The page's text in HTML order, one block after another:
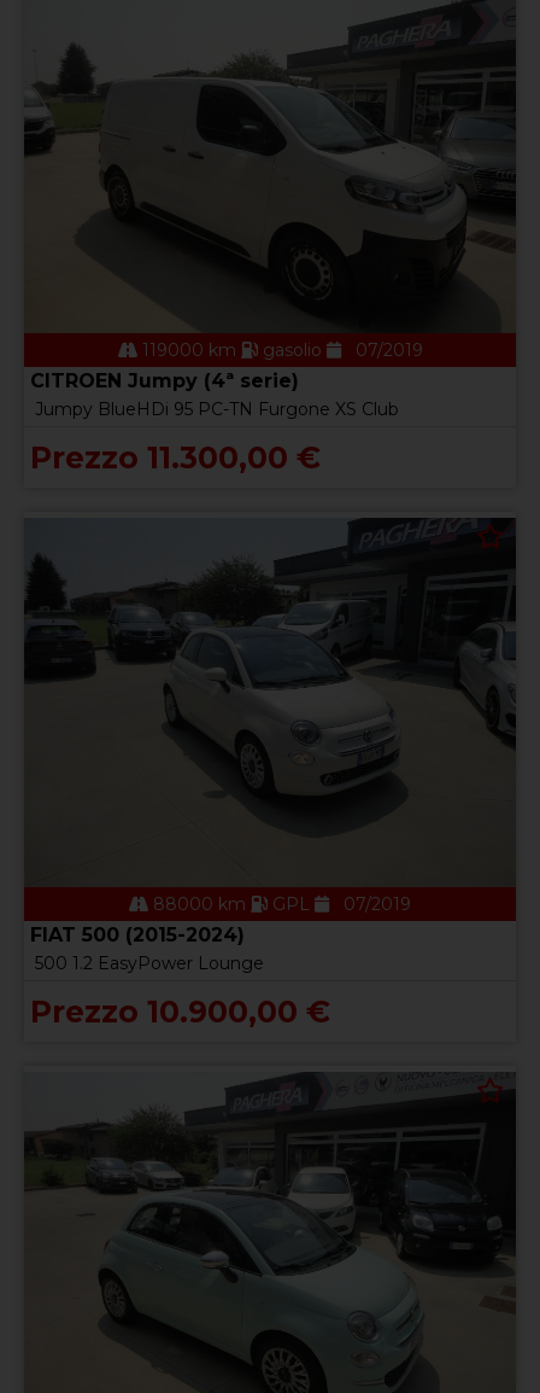
119000 km gasolio 07/2019
CITROEN Jumpy (4ª serie)
Jumpy BlueHDi 95 PC-TN Furgone XS Club
Prezzo 11.300,00 €
88000 km GPL 07/2019
FIAT 500 (2015-2024)
500 1.2 EasyPower Lounge
Prezzo 10.900,00 €